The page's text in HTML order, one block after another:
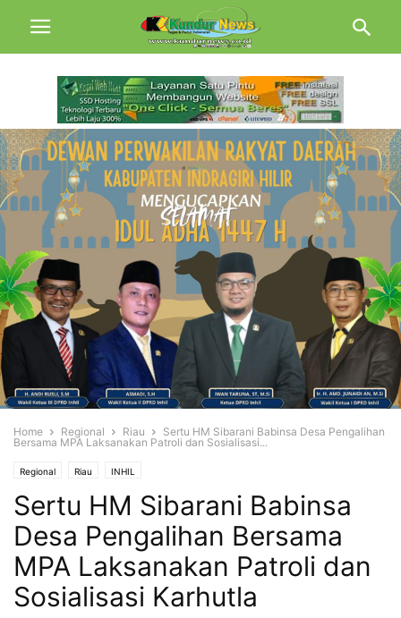
Home Regional Riau
Sertu HM Sibarani Babinsa Desa Pengalihan
Bersama MPA Laksanakan Patroli dan Sosialisasi...
Regional Riau INHIL
Sertu HM Sibarani Babinsa
Desa Pengalihan Bersama
MPA Laksanakan Patroli dan
Sosialisasi Karhutla